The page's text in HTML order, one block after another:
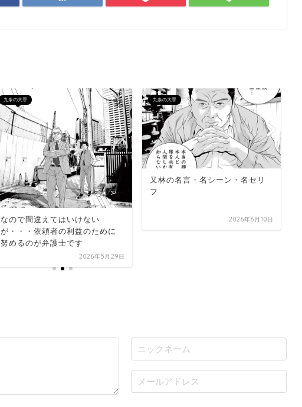
九条の大罪
なので間違えてはいけない
が・・・依頼者の利益のために
努めるのが弁護士です
2026年5月29日
九条の大罪
又林の名言・名シーン・名セリ
フ
2026年6月10日